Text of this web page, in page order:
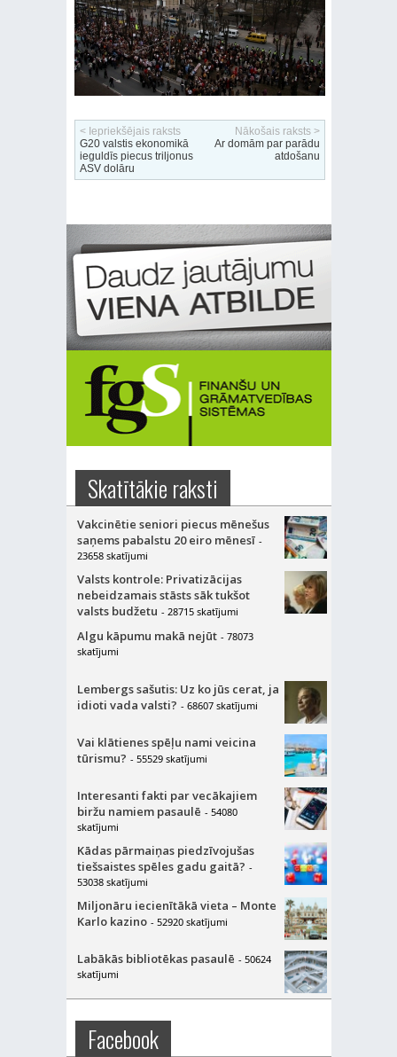
< Iepriekšējais raksts
G20 valstis ekonomikā
ieguldīs piecus triljonus
ASV dolāru
Nākošais raksts >
Ar domām par parādu
atdošanu
Skatītākie raksti
Vakcinētie seniori piecus mēnešus
saņems pabalstu 20 eiro mēnesī -
23658 skatījumi
Valsts kontrole: Privatizācijas
nebeidzamais stāsts sāk tukšot
valsts budžetu - 28715 skatījumi
Algu kāpumu makā nejūt - 78073
skatījumi
Lembergs sašutis: Uz ko jūs cerat, ja
idioti vada valsti? - 68607 skatījumi
Vai klātienes spēļu nami veicina
tūrismu? - 55529 skatījumi
Interesanti fakti par vecākajiem
biržu namiem pasaulē - 54080
skatījumi
Kādas pārmaiņas piedzīvojušas
tiešsaistes spēles gadu gaitā? -
53038 skatījumi
Miljonāru iecienītākā vieta – Monte
Karlo kazino - 52920 skatījumi
Labākās bibliotēkas pasaulē - 50624
skatījumi
Facebook